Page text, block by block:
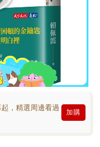
，精選周邊看過
加購